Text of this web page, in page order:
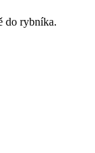
do rybníka.